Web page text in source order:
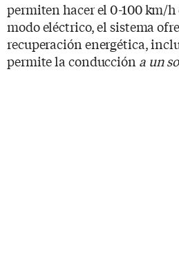
permiten hacer el 0-100 km/h
modo eléctrico, el sistema
recuperación energética,
permite la conducción a un